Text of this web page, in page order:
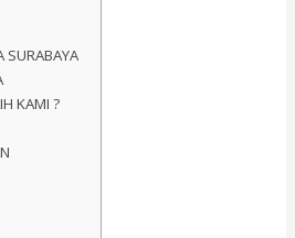
SURABAYA
KAMI ?